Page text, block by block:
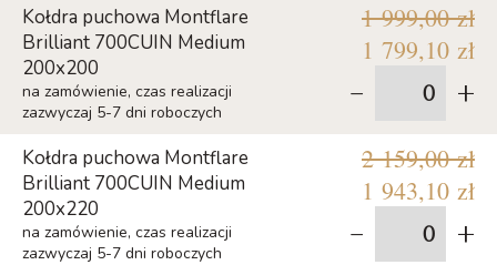
Kołdra puchowa Montflare
Brilliant 700CUIN Medium
200x200
na zamówienie, czas realizacji
zazwyczaj 5-7 dni roboczych
1 999,00 zł
1 799,10 zł
- +
Kołdra puchowa Montflare
Brilliant 700CUIN Medium
200x220
na zamówienie, czas realizacji
zazwyczaj 5-7 dni roboczych
2 159,00 zł
1 943,10 zł
- +